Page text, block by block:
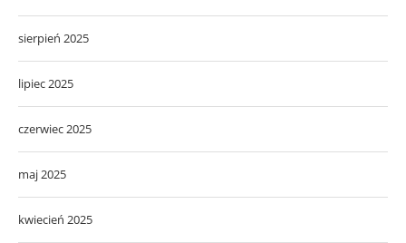
sierpień 2025
lipiec 2025
czerwiec 2025
maj 2025
kwiecień 2025